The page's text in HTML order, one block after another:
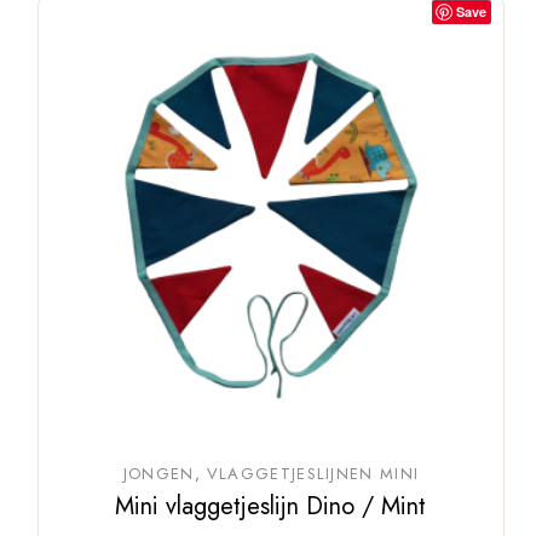
Save
JONGEN VLAGGETJESLIJNEN MINI
Mini vlaggetjeslijn Dino / Mint